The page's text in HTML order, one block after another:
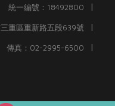
統一編號：18492800 |
重區重新路五段639號 |
傳真：02-2995-6500 |